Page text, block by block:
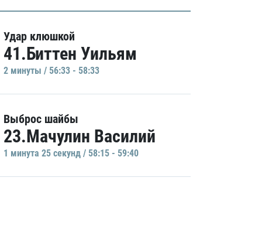
Удар клюшкой
41.Биттен Уильям
2 минуты / 56:33 - 58:33
Выброс шайбы
23.Мачулин Василий
1 минутa 25 секунд / 58:15 - 59:40